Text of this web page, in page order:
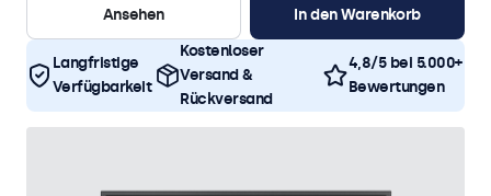
Ansehen
In den Warenkorb
Langfristige
Verfügbarkeit
Kostenloser
Versand &
Rückversand
4,8/5 bei 5.000+
Bewertungen